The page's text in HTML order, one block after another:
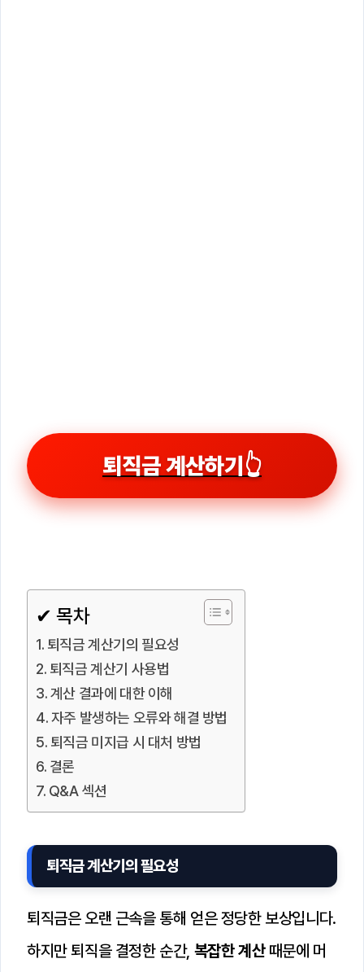
퇴직금 계산하기👆
✔ 목차
퇴직금 계산기의 필요성
퇴직금 계산기 사용법
계산 결과에 대한 이해
자주 발생하는 오류와 해결 방법
퇴직금 미지급 시 대처 방법
결론
Q&A 섹션
퇴직금 계산기의 필요성
퇴직금은 오랜 근속을 통해 얻은 정당한 보상입니다.
하지만 퇴직을 결정한 순간, 복잡한 계산때문에 머